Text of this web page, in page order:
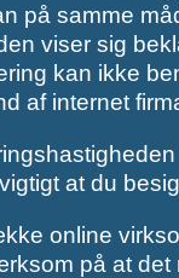
på samme
viser sig
kan ikke
af internet
at du
online
på at det